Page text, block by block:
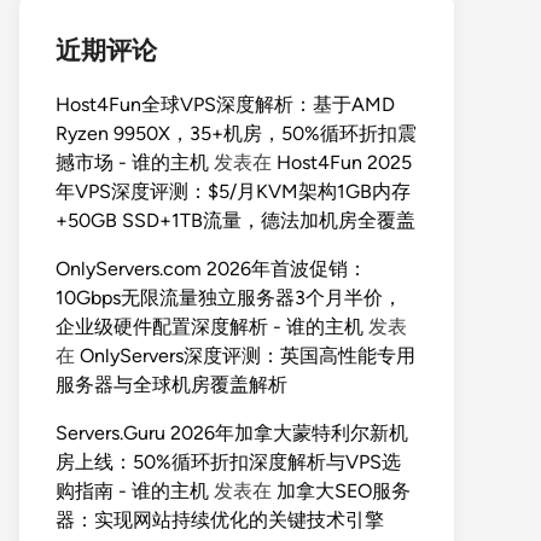
近期评论
Host4Fun全球VPS深度解析：基于AMD
Ryzen 9950X，35+机房，50%循环折扣震
撼市场 - 谁的主机 发表在 Host4Fun 2025
年VPS深度评测：$5/月KVM架构1GB内存
+50GB SSD+1TB流量，德法加机房全覆盖
OnlyServers.com 2026年首波促销：
10Gbps无限流量独立服务器3个月半价，
企业级硬件配置深度解析 - 谁的主机 发表
在 OnlyServers深度评测：英国高性能专用
服务器与全球机房覆盖解析
Servers.Guru 2026年加拿大蒙特利尔新机
房上线：50%循环折扣深度解析与VPS选
购指南 - 谁的主机 发表在 加拿大SEO服务
器：实现网站持续优化的关键技术引擎